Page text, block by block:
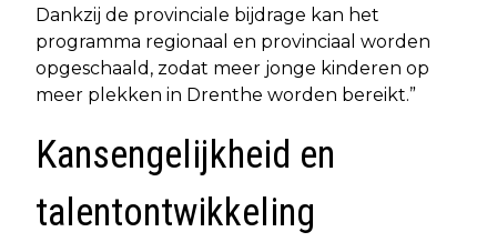
Dankzij de provinciale bijdrage kan het
programma regionaal en provinciaal worden
opgeschaald, zodat meer jonge kinderen op
meer plekken in Drenthe worden bereikt.”
Kansengelijkheid en
talentontwikkeling